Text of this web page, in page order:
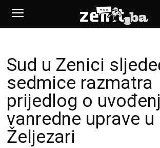
Sud u Zenici
sedmice razmatra
prijedlog o
vanredne uprave u
Željezari